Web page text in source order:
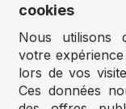
cookies
Nous utilisons
votre
lors de vos
Ces données